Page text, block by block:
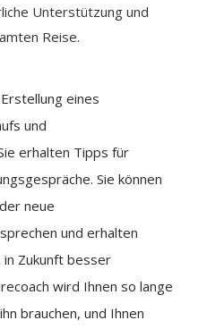
Unterstützung und
Reise.
eines
und
erhalten Tipps für
Sie können
neue
und erhalten
in Zukunft besser
wird Ihnen so lange
brauchen, und Ihnen